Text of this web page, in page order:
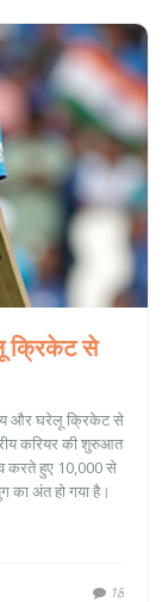
क्रिकेट से
और घरेलू क्रिकेट से
करियर की शुरुआत
करते हुए 10,000 से
अंत हो गया है।
18